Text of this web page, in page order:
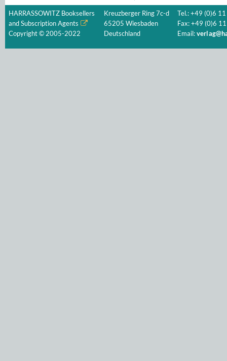
HARRASSOWITZ Booksellers
and Subscription Agents
Copyright © 2005-2022
Kreuzberger Ring 7c-d
65205 Wiesbaden
Deutschland
Tel.: +49 (0)6
Fax: +49 (0)6
Email: